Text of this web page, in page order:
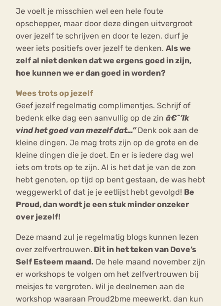
Je voelt je misschien wel een hele foute
opschepper, maar door deze dingen uitvergroot
over jezelf te schrijven en door te lezen, durf je
weer iets positiefs over jezelf te denken. Als we
zelf al niet denken dat we ergens goed in zijn,
hoe kunnen we er dan goed in worden?
Wees trots op jezelf
Geef jezelf regelmatig complimentjes. Schrijf of
bedenk elke dag een aanvullig op de zin â€˜’Ik
vind het goed van mezelf dat…”Denk ook aan de
kleine dingen. Je mag trots zijn op de grote en de
kleine dingen die je doet. En er is iedere dag wel
iets om trots op te zijn. Al is het dat je van de zon
hebt genoten, op tijd op bent gestaan, de was hebt
weggewerkt of dat je je eetlijst hebt gevolgd! Be
Proud, dan wordt je een stuk minder onzeker
over jezelf!
Deze maand zul je regelmatig blogs kunnen lezen
over zelfvertrouwen. Dit in het teken van Dove’s
Self Esteem maand. De hele maand november zijn
er workshops te volgen om het zelfvertrouwen bij
meisjes te vergroten. Wil je deelnemen aan de
workshop waaraan Proud2bme meewerkt, dan kun